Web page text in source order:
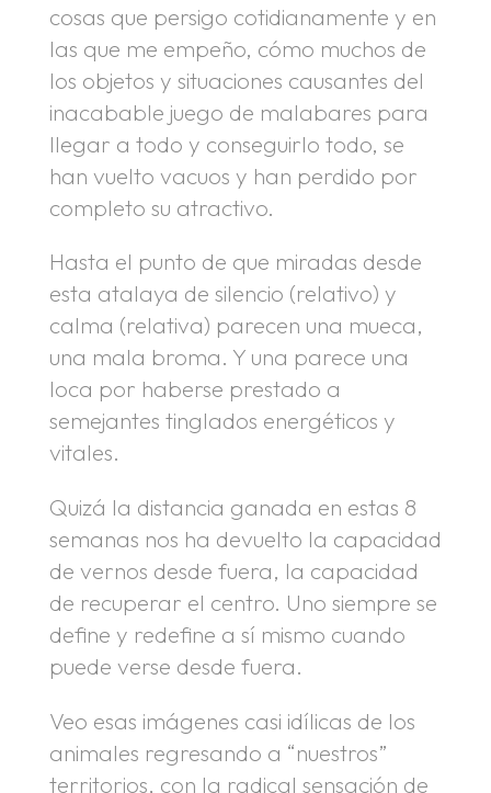
cosas que persigo cotidianamente y en
las que me empeño, cómo muchos de
los objetos y situaciones causantes del
inacabable juego de malabares para
llegar a todo y conseguirlo todo, se
han vuelto vacuos y han perdido por
completo su atractivo.
Hasta el punto de que miradas desde
esta atalaya de silencio (relativo) y
calma (relativa) parecen una mueca,
una mala broma. Y una parece una
loca por haberse prestado a
semejantes tinglados energéticos y
vitales.
Quizá la distancia ganada en estas 8
semanas nos ha devuelto la capacidad
de vernos desde fuera, la capacidad
de recuperar el centro. Uno siempre se
define y redefine a sí mismo cuando
puede verse desde fuera.
Veo esas imágenes casi idílicas de los
animales regresando a “nuestros”
territorios, con la radical sensación de